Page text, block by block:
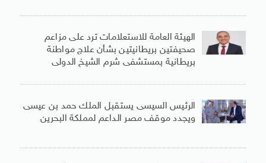
الهيئة العامة للاستعلامات ترد على مزاعم
صحيفتين بريطانيتين بشأن علاج مواطنة
بريطانية بمستشفى شرم الشيخ الدولى
الرئيس السيسى يستقبل الملك حمد بن عيسى
ويجدد موقف مصر الداعم لمملكة البحرين